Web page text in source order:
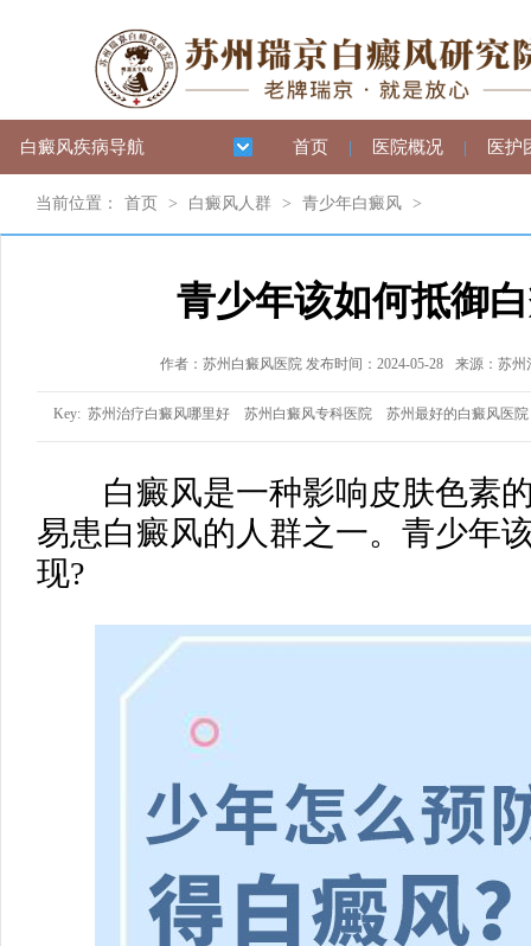
白癜风疾病导航 首页 | 医院概况 | 医护
当前位置： 首页 > 白癜风人群 > 青少年白癜风 >
青少年该如何抵御
作者：苏州白癜风医院 发布时间：2024-05-28 来源：苏州
Key: 苏州治疗白癜风哪里好 苏州白癜风专科医院 苏州最好的白癜风医院
白癜风是一种影响皮肤色素的
易患白癜风的人群之一。青少年
现?